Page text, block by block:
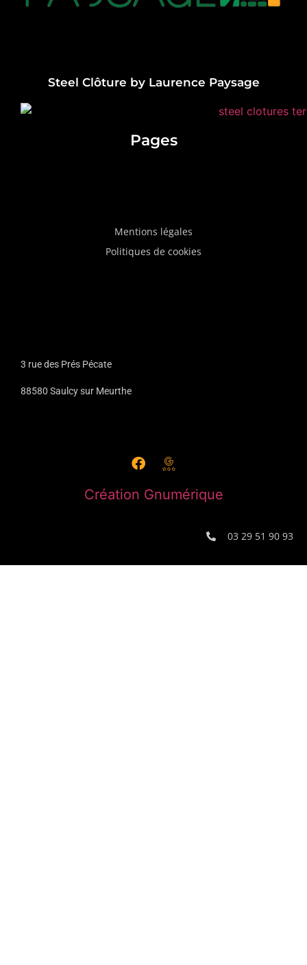
Steel Clôture by Laurence Paysage
Pages
Mentions légales
Politiques de cookies
3 rue des Prés Pécate
88580 Saulcy sur Meurthe
Création Gnumérique
03 29 51 90 93